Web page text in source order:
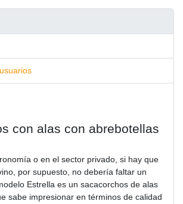
con alas con abrebotellas
o en el sector privado, si hay que
por supuesto, no debería faltar un
Estrella es un sacacorchos de alas
sabe impresionar en términos de calidad